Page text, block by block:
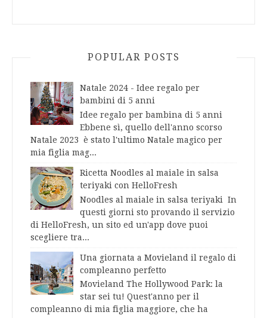
POPULAR POSTS
Natale 2024 - Idee regalo per
bambini di 5 anni
Idee regalo per bambina di 5 anni
Ebbene sì, quello dell'anno scorso
Natale 2023 è stato l'ultimo Natale magico per
mia figlia mag...
Ricetta Noodles al maiale in salsa
teriyaki con HelloFresh
Noodles al maiale in salsa teriyaki In
questi giorni sto provando il servizio
di HelloFresh, un sito ed un'app dove puoi
scegliere tra...
Una giornata a Movieland il regalo di
compleanno perfetto
Movieland The Hollywood Park: la
star sei tu! Quest'anno per il
compleanno di mia figlia maggiore, che ha